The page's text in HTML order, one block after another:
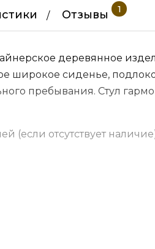
Отзывы 1
деревянное
широкое сиденье,
пребывания. Стул
(если отсутствует
пенополиуретана.